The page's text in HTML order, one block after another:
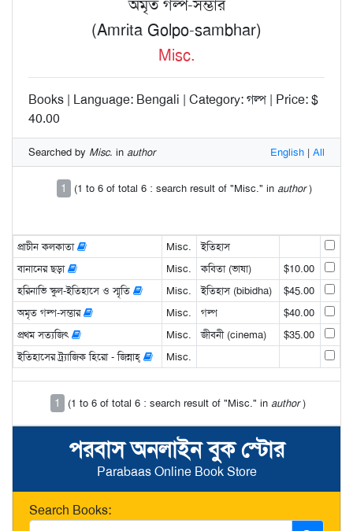
পরবাস অনলাইন বুক স্টোর
Parabaas Online Book Store
Search Books:
অমৃত গল্প-সম্ভার
(Amrita Golpo-sambhar)
Misc.
Books | Language: Bengali | Category: গল্প | Price: $
40.00
Searched by Misc. in author English | All
1 (1 to 6 of total 6 : search result of "Misc." in author)
প্রাচীন কলকাতা Misc.
ইতিহাস
বানানের ছড়া
Misc. কবিতা (ভাষা)
$10.00
হরিনাভি স্কুল-ইতিহাসে ও স্মৃতি
Misc. ইতিহাস (bibidha)
$45.00
অমৃত গল্প-সম্ভার
Misc. গল্প
$40.00
প্রথম সত্যজিৎ
Misc. জীবনী (cinema)
$35.00
ইতিহাসের ট্র্যাজিক হিরো - জিন্নাহ্‌
Misc.
1 (1 to 6 of total 6 : search result of "Misc." in author)